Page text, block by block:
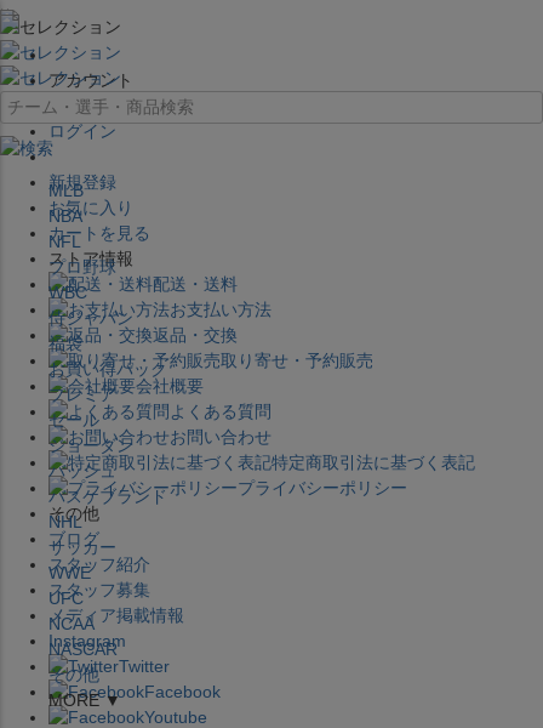
×
アカウント
ログイン
新規登録
お気に入り
カートを見る
ストア情報
配送・送料
お支払い方法
返品・交換
取り寄せ・予約販売
会社概要
よくある質問
お問い合わせ
特定商取引法に基づく表記
プライバシーポリシー
その他
ブログ
スタッフ紹介
スタッフ募集
メディア掲載情報
Instagram
Twitter
Facebook
Youtube
MLB
NBA
NFL
プロ野球
WBC
侍ジャパン
福袋
お買い得パック
プレミア
セール
ジョーダン
バッシュ
バスケブランド
NHL
サッカー
WWE
UFC
NCAA
NASCAR
その他
MORE ▼